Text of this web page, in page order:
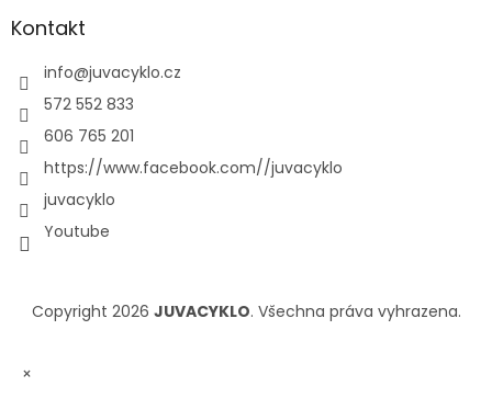
Kontakt
info@juvacyklo.cz
572 552 833
606 765 201
https://www.facebook.com//juvacyklo
juvacyklo
Youtube
Copyright 2026 JUVACYKLO. Všechna práva vyhrazena.
×